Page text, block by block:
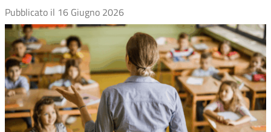
Pubblicato il 16 Giugno 2026